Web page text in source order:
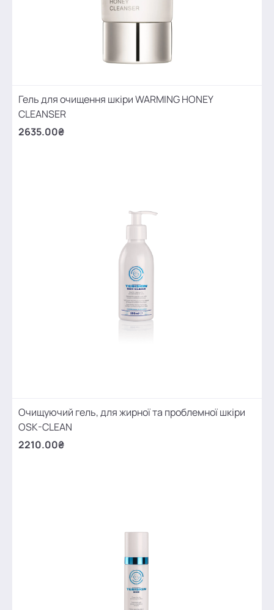
Гель для очищення шкіри WARMING HONEY
CLEANSER
2635.00₴
Очищуючий гель, для жирної та проблемної шкіри
OSK-CLEAN
2210.00₴